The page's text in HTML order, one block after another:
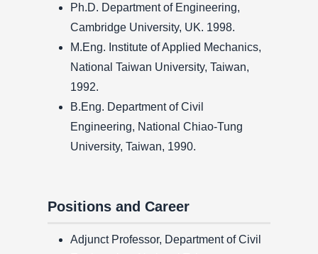
Ph.D. Department of Engineering,
Cambridge University, UK. 1998.
M.Eng. Institute of Applied Mechanics,
National Taiwan University, Taiwan,
1992.
B.Eng. Department of Civil
Engineering, National Chiao-Tung
University, Taiwan, 1990.
Positions and Career
Adjunct Professor, Department of Civil